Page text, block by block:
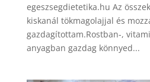
egeszsegdietetika.hu Az
kiskanál tökmagolajjal és
gazdagítottam.Rostban-,
anyagban gazdag könnyed...